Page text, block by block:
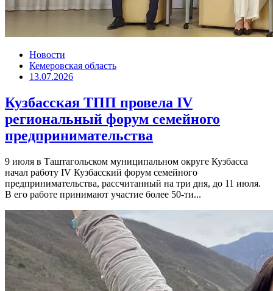
Новости
Кемеровская область
13.07.2026
Кузбасская ТПП провела IV
региональный форум семейного
предпринимательства
9 июля в Таштагольском муниципальном округе Кузбасса
начал работу IV Кузбасский форум семейного
предпринимательства, рассчитанный на три дня, до 11 июля.
В его работе принимают участие более 50-ти...